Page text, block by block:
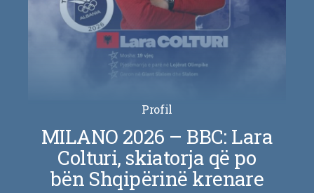
Profil
MILANO 2026 – BBC: Lara
Colturi, skiatorja që po
bën Shqipërinë krenare